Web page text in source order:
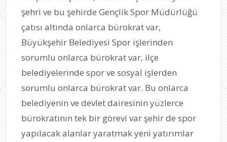
şehri ve bu şehirde Gençlik Spor Müdürlüğü
çatısı altında onlarca bürokrat var,
Büyükşehir Belediyesi Spor işlerinden
sorumlu onlarca bürokrat var, ilçe
belediyelerinde spor ve sosyal işlerden
sorumlu onlarca bürokrat var. Bu onlarca
belediyenin ve devlet dairesinin yüzlerce
bürokratının tek bir görevi var şehir de spor
yapılacak alanlar yaratmak yeni yatırımlar